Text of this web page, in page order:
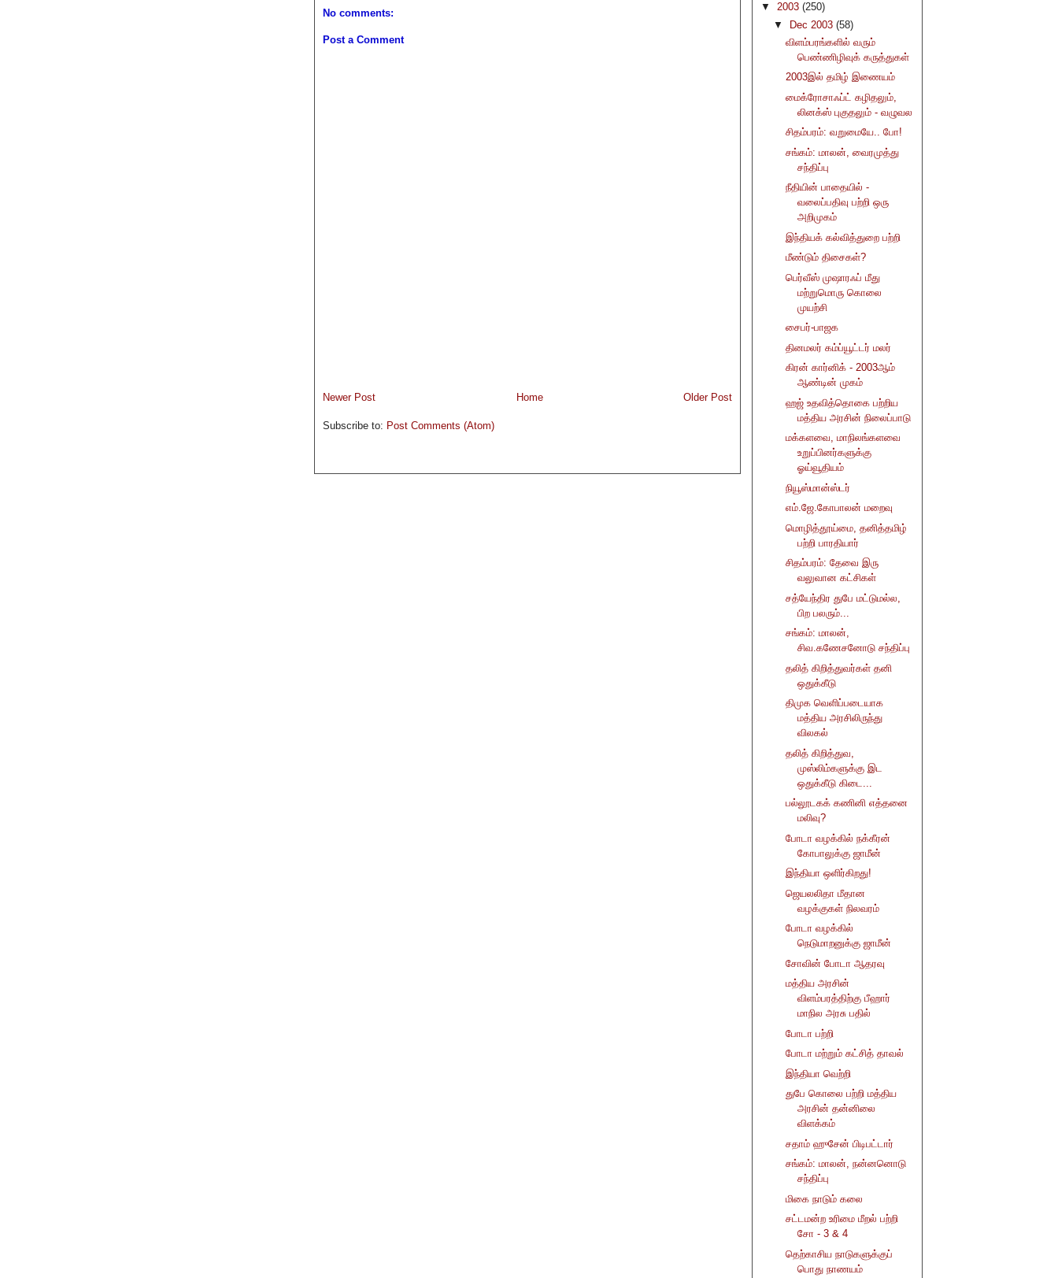
No comments:
Post a Comment
Newer Post Older Post
Home
Subscribe to: Post Comments (Atom)
▼ 2003 (250)
▼ Dec 2003 (58)
விளம்பரங்களில் வரும்
பெண்ணிழிவுக் கருத்துகள்
2003இல் தமிழ் இணையம்
மைக்ரோசாஃப்ட் கழிதலும்,
லினக்ஸ் புகுதலும் - வழுவல
சிதம்பரம்: வறுமையே.. போ!
சங்கம்: மாலன், வைரமுத்து
சந்திப்பு
நீதியின் பாதையில் -
வலைப்பதிவு பற்றி ஒரு
அறிமுகம்
இந்தியக் கல்வித்துறை பற்றி
மீண்டும் திசைகள்?
பெர்வீஸ் முஷாரஃப் மீது
மற்றுமொரு கொலை
முயற்சி
சைபர்-பாஜக
தினமலர் கம்ப்யூட்டர் மலர்
கிரன் கார்னிக் - 2003ஆம்
ஆண்டின் முகம்
ஹஜ் உதவித்தொகை பற்றிய
மத்திய அரசின் நிலைப்பாடு
மக்களவை, மாநிலங்களவை
உறுப்பினர்களுக்கு
ஓய்வூதியம்
நியூஸ்மான்ஸ்டர்
எம்.ஜே.கோபாலன் மறைவு
மொழித்தூய்மை, தனித்தமிழ்
பற்றி பாரதியார்
சிதம்பரம்: தேவை இரு
வலுவான கட்சிகள்
சத்யேந்திர துபே மட்டுமல்ல,
பிற பலரும்...
சங்கம்: மாலன்,
சிவ.கணேசனோடு சந்திப்பு
தலித் கிறித்துவர்கள் தனி
ஒதுக்கீடு
திமுக வெளிப்படையாக
மத்திய அரசிலிருந்து
விலகல்
தலித் கிறித்துவ,
முஸ்லிம்களுக்கு இட
ஒதுக்கீடு கிடை...
பல்லூடகக் கணினி எத்தனை
மலிவு?
போடா வழக்கில் நக்கீரன்
கோபாலுக்கு ஜாமீன்
இந்தியா ஒளிர்கிறது!
ஜெயலலிதா மீதான
வழக்குகள் நிலவரம்
போடா வழக்கில்
நெடுமாறனுக்கு ஜாமீன்
சோவின் போடா ஆதரவு
மத்திய அரசின்
விளம்பரத்திற்கு பீஹார்
மாநில அரசு பதில்
போடா பற்றி
போடா மற்றும் கட்சித் தாவல்
இந்தியா வெற்றி
துபே கொலை பற்றி மத்திய
அரசின் தன்னிலை
விளக்கம்
சதாம் ஹுசேன் பிடிபட்டார்
சங்கம்: மாலன், நன்னனொடு
சந்திப்பு
மிகை நாடும் கலை
சட்டமன்ற உரிமை மீறல் பற்றி
சோ - 3 & 4
தெற்காசிய நாடுகளுக்குப்
பொது நாணயம்